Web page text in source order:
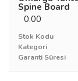
Spine Board
0.00
Stok Kodu
Kategori
Garanti Süresi